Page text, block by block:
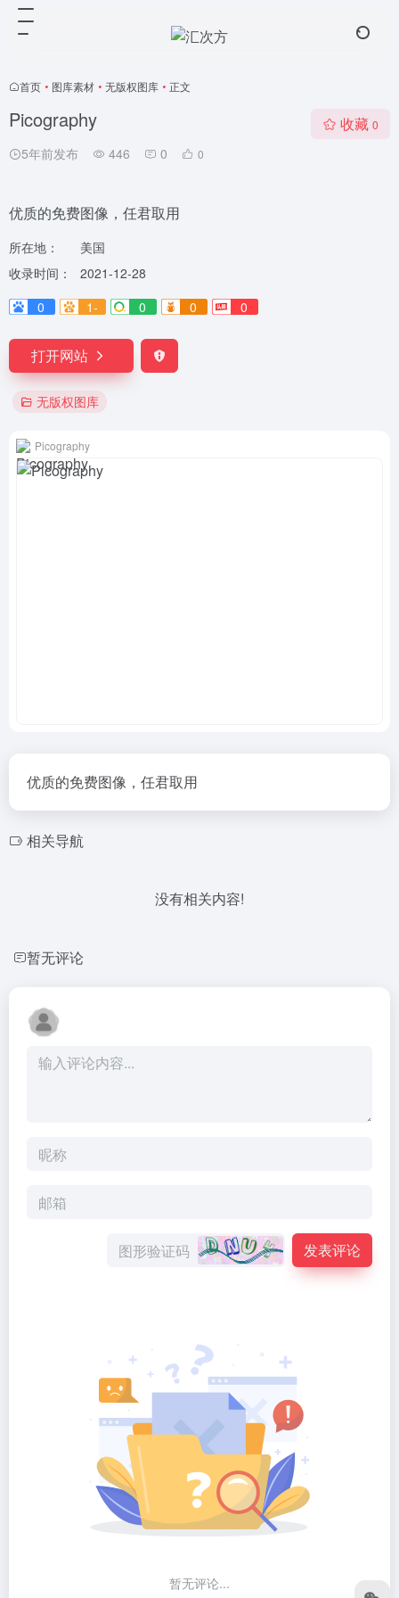
首页 • 图库素材 • 无版权图库 • 正文
Picography
5年前发布 446 0 0
收藏 0
优质的免费图像，任君取用
所在地：
美国
收录时间：
2021-12-28
0
1- 0 0 0
打开网站
无版权图库
Picography
优质的免费图像，任君取用
相关导航
没有相关内容!
暂无评论
发表评论
暂无评论...